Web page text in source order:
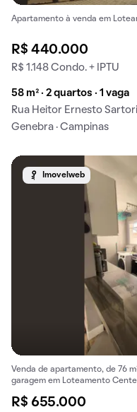
Apartamento à venda em
R$ 440.000
R$ 1.148 Condo. + IPTU
58 m² · 2 quartos · 1 vaga
Rua Heitor Ernesto
Genebra · Campinas
Imovelweb
Venda de apartamento, de 76
garagem em Loteamento
R$ 655.000